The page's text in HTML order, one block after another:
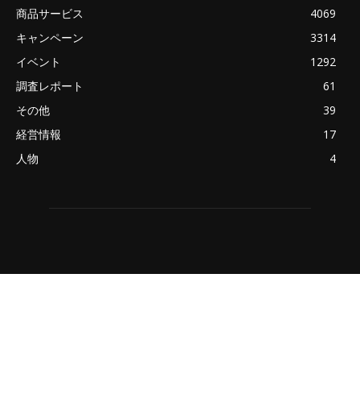
商品サービス
4069
キャンペーン
3314
イベント
1292
調査レポート
61
その他
39
経営情報
17
人物
4